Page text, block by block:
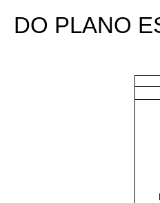
DO PLANO